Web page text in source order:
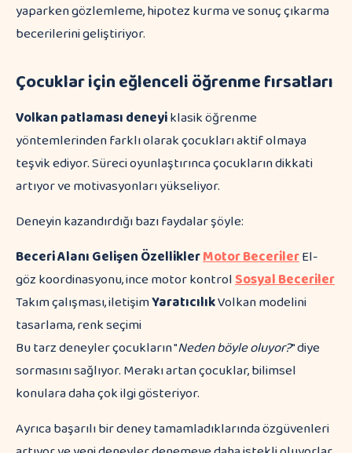
yaparken gözlemleme, hipotez kurma ve sonuç çıkarma
becerilerini geliştiriyor.
Çocuklar için eğlenceli öğrenme fırsatları
Volkan patlaması deneyiklasik öğrenme
yöntemlerinden farklı olarak çocukları aktif olmaya
teşvik ediyor. Süreci oyunlaştırınca çocukların dikkati
artıyor ve motivasyonları yükseliyor.
Deneyin kazandırdığı bazı faydalar şöyle:
Beceri AlanıGelişen ÖzelliklerMotor BecerilerEl-
göz koordinasyonu, ince motor kontrolSosyal Beceriler
Takım çalışması, iletişimYaratıcılıkVolkan modelini
tasarlama, renk seçimi
Bu tarz deneyler çocukların "Neden böyle oluyor?" diye
sormasını sağlıyor. Merakı artan çocuklar, bilimsel
konulara daha çok ilgi gösteriyor.
Ayrıca başarılı bir deney tamamladıklarında özgüvenleri